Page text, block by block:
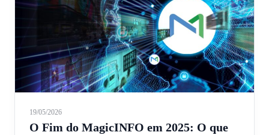
19/05/2026
O Fim do MagicINFO em 2025: O que